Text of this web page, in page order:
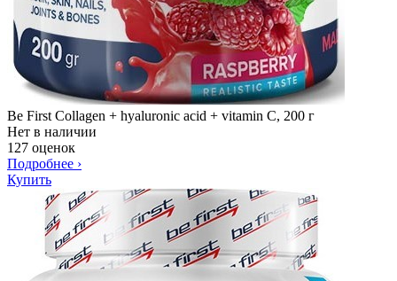
Be First Collagen + hyaluronic acid + vitamin C, 200 г
Нет в наличии
127 оценок
Подробнее ›
Купить